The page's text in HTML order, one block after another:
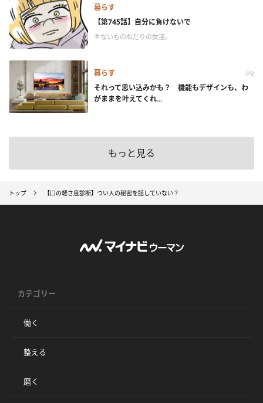
暮らす
【第745話】自分に負けないで
＃ないものねだりの女達。
暮らす PR
それって思い込みかも？ 機能もデザインも、わ
がままを叶えてくれ...
もっと見る
トップ 【口の軽さ度診断】つい人の秘密を話していない？
カテゴリー
働く
整える
磨く